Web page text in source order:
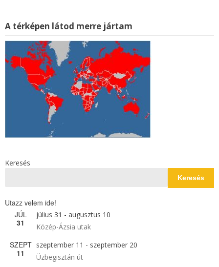
A térképen látod merre jártam
Keresés
Keresés
Utazz velem ide!
JÚL
31
július 31 - augusztus 10
Közép-Ázsia utak
SZEPT
11
szeptember 11 - szeptember 20
Üzbegisztán út